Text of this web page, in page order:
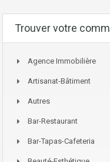
Trouver votre
Agence Immobilière
Artisanat-Bâtiment
Autres
Bar-Restaurant
Bar-Tapas-Cafeteria